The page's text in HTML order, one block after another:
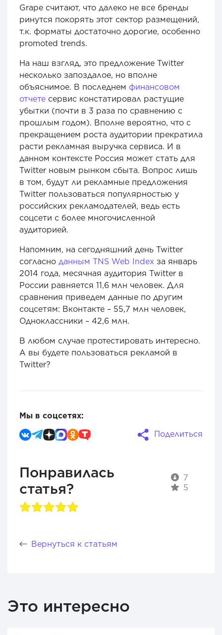
Grape считают, что далеко не все бренды
ринутся покорять этот сектор размещений,
т.к. форматы достаточно дорогие, особенно
promoted trends.
На наш взгляд, это предложение Twitter
несколько запоздалое, но вполне
объяснимое. В последнем финансовом
отчете сервис констатировал растущие
убытки (почти в 3 раза по сравнению с
прошлым годом). Вполне вероятно, что с
прекращением роста аудитории прекратила
расти рекламная выручка сервиса. И в
данном контексте Россия может стать для
Twitter новым рынком сбыта. Вопрос лишь
в том, будут ли рекламные предложения
Twitter пользоваться популярностью у
российских рекламодателей, ведь есть
соцсети с более многочисленной
аудиторией.
Напомним, на сегодняшний день Twitter
согласно данным TNS Web Index за январь
2014 года, месячная аудитория Twitter в
России равняется 11,6 млн человек. Для
сравнения приведем данные по другим
соцсетям: Вконтакте – 55,7 млн человек,
Одноклассники – 42,6 млн.
В любом случае протестировать интересно.
А вы будете пользоваться рекламой в
Twitter?
Мы в соцсетях:
Поделиться
Понравилась
статья?
7
5
Вернуться к статьям
Это интересно